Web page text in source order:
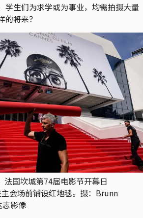
学生们为求学或为事业，均需拍摄大量
的将来？
法国坎城第74届电影节开幕日
会场前铺设红地毯。摄：Brunn
志影像